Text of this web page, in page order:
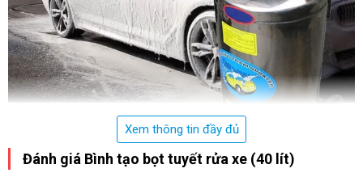
Nguyên lý vận hành bình tạo bọt DENKO-003
Xem thông tin đầy đủ
Đánh giá Bình tạo bọt tuyết rửa xe (40 lít)